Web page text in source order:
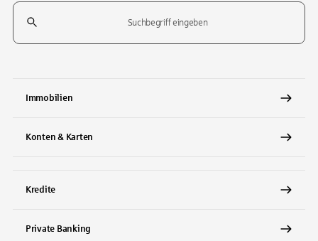
Suchfeld
Immobilien
Konten & Karten
Kredite
Private Banking